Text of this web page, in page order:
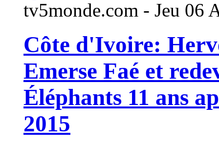
tv5monde.com - Jeu 06
Côte d'Ivoire:
Emerse Faé et
Éléphants 11 ans
2015